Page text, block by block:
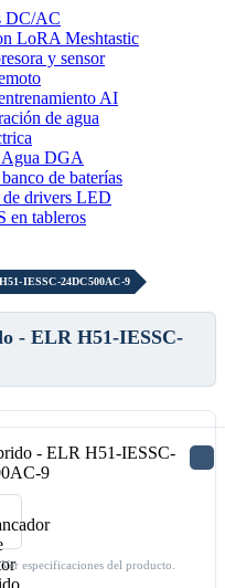
DC/AC
LoRA Meshtastic
y sensor
AI
de agua
DGA
de baterías
de drivers LED
en tableros
IESSC-24DC500AC-9
- ELR H51-IESSC-
especificaciones del producto.